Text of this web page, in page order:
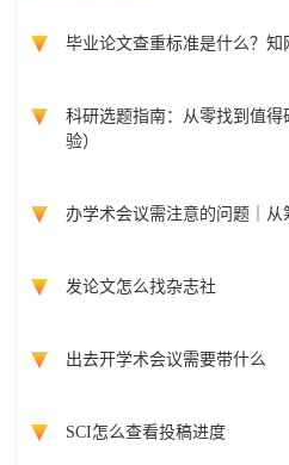
毕业论文查重标准是什么？
科研选题指南：从零找到值
验）
办学术会议需注意的问题｜
发论文怎么找杂志社
出去开学术会议需要带什么
SCI怎么查看投稿进度